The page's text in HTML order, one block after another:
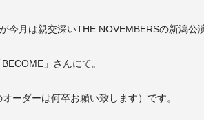
月は親交深いTHE NOVEMBERSの新潟公
」さんにて。
ーダーは何卒お願い致します）です。